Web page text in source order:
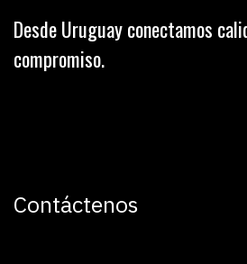
Desde Uruguay conectamos
compromiso.
Contáctenos